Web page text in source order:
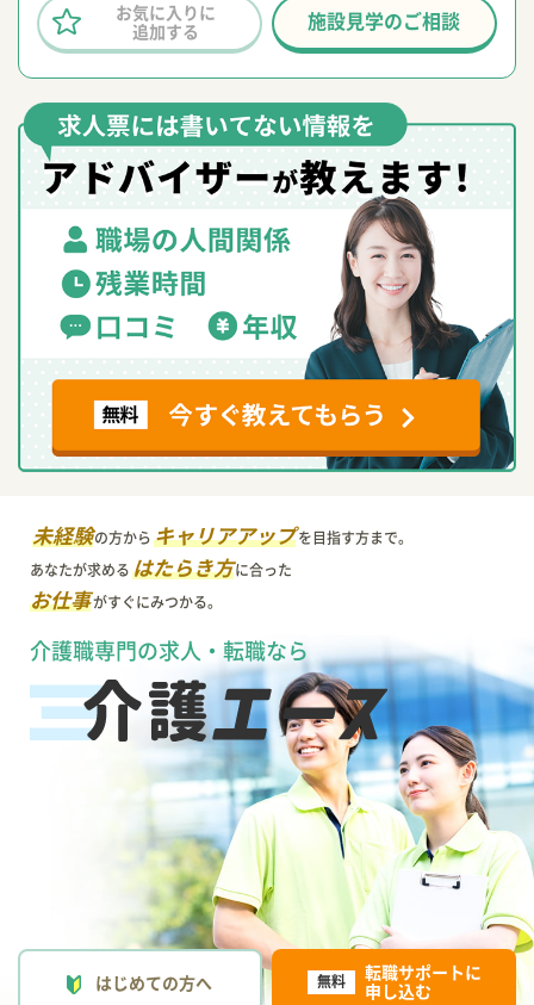
施設見学のご相談
お気に入りに
追加する
未経験の方からキャリアアップを目指す方まで。
あなたが求めるはたらき方に合った
お仕事がすぐにみつかる。
介護職専門の求人・転職なら
はじめての方へ 無料
転職サポートに
申し込む